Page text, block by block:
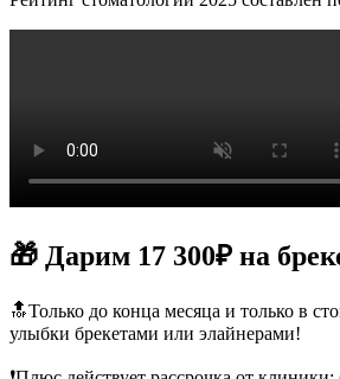
🎁 Дарим 17 300₽ на
🔝Только до конца месяца и только в
улыбки брекетами или элайнерами!